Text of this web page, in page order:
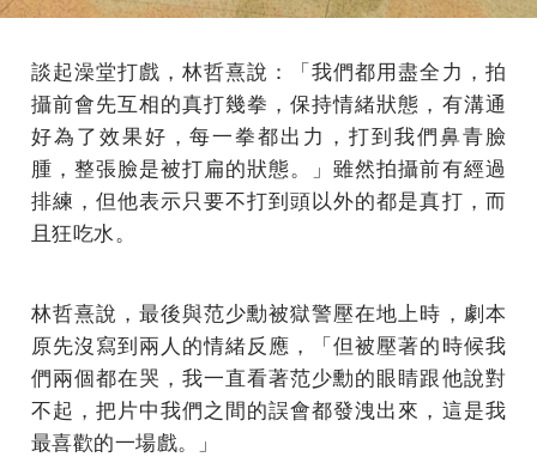
談起澡堂打戲，林哲熹說：「我們都用盡全力，拍
攝前會先互相的真打幾拳，保持情緒狀態，有溝通
好為了效果好，每一拳都出力，打到我們鼻青臉
腫，整張臉是被打扁的狀態。」雖然拍攝前有經過
排練，但他表示只要不打到頭以外的都是真打，而
且狂吃水。
林哲熹說，最後與范少勳被獄警壓在地上時，劇本
原先沒寫到兩人的情緒反應，「但被壓著的時候我
們兩個都在哭，我一直看著范少勳的眼睛跟他說對
不起，把片中我們之間的誤會都發洩出來，這是我
最喜歡的一場戲。」